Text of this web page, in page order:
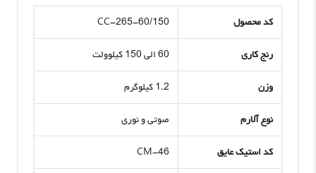
کد محصول CC-265-60/150
رنج کاری 60 الی 150 کیلوولت
وزن 1.2 کیلوگرم
نوع آلارم صوتی و نوری
کد استیک عایق CM-46